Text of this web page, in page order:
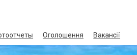
Оголошення Вакансії